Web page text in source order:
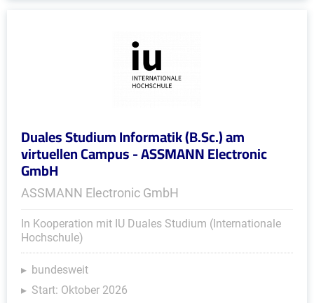
Duales Studium Informatik (B.Sc.) am
virtuellen Campus - ASSMANN Electronic
GmbH
ASSMANN Electronic GmbH
In Kooperation mit IU Duales Studium (Internationale
Hochschule)
bundesweit
Start: Oktober 2026